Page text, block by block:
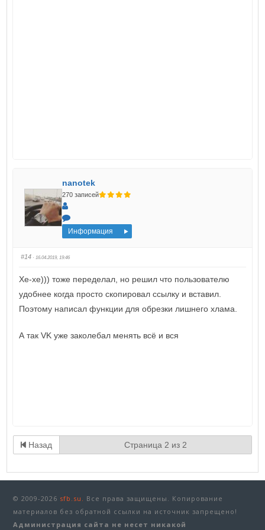
nanotek
270 записей
Информация
#14 · 16.04.2019, 19:46
Хе-хе))) тоже переделал, но решил что пользователю
удобнее когда просто скопировал ссылку и вставил.
Поэтому написал функции для обрезки лишнего хлама.
А так VK уже заколебал менять всё и вся
Назад Страница 2 из 2
© 2009-2026 sfb.su. Все права защищены. Копирование
материалов без обратной ссылки на источник запрещено!
Администрация сайта не несет никакой